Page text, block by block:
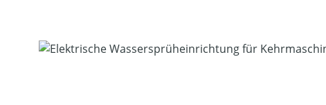
Bildergalerie überspringen